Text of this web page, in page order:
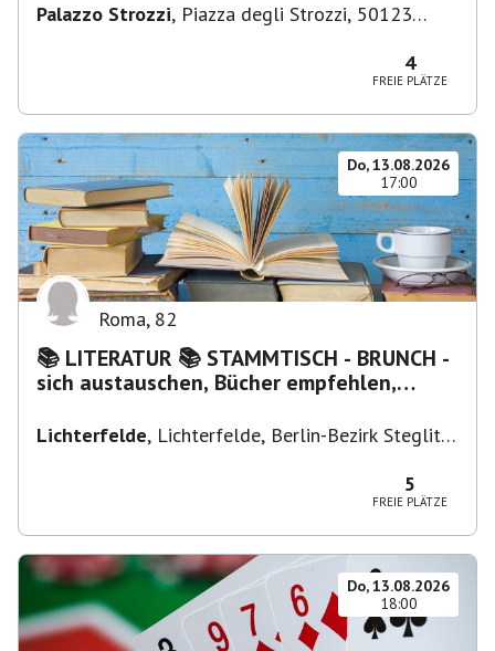
Palazzo Strozzi, Piazza degli Strozzi, 50123
4
FREIE PLÄTZE
Do, 13.08.2026
17:00
Roma, 82
📚 LITERATUR 📚 STAMMTISCH - BRUNCH -
sich austauschen, Bücher empfehlen,
Lichterfelde, Lichterfelde, Berlin-Bezirk Steglitz-
5
FREIE PLÄTZE
Do, 13.08.2026
18:00